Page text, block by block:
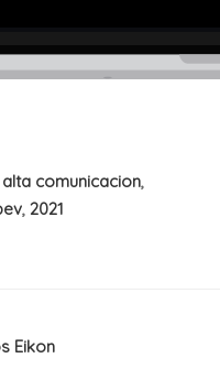
alta comunicacion,
, 2021
Eikon